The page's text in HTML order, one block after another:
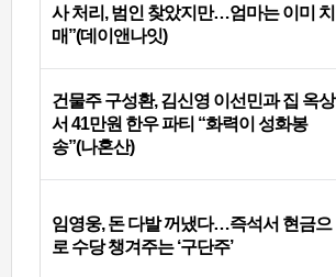
사 처리, 범인 찾았지만…엄마는 이미 치
매”(데이앤나잇)
건물주 구성환, 김신영 이선민과 집 옥상
서 41만원 한우 파티 “화력이 성화봉
송”(나혼산)
임영웅, 돈 다발 꺼냈다…즉석서 현금으
로 수당 챙겨주는 ‘구단주’